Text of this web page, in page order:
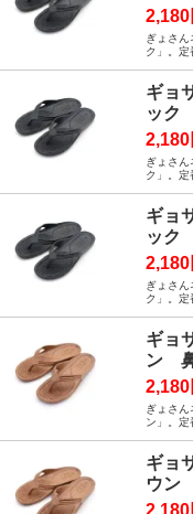
ぎょさ
ク」。定
ギョ
ック
ぎょさ
ク」。定
ギョ
ック
ぎょさ
ク」。定
ギョ
ン
ぎょさ
ン」。定
ギョ
ウン